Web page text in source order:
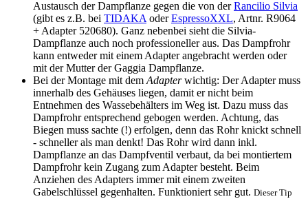
Austausch der Dampflanze gegen die von derRancilio Silvia
(gibt es z.B. bei TIDAKAoderEspressoXXL, Artnr. R9064
+ Adapter 520680). Ganz nebenbei sieht die Silvia-
Dampflanze auch noch professioneller aus. Das Dampfrohr
kann entweder mit einem Adapter angebracht werden oder
mit der Mutter der Gaggia Dampflanze.
Bei der Montage mit demAdapterwichtig: Der Adapter muss
innerhalb des Gehäuses liegen, damit er nicht beim
Entnehmen des Wassebehälters im Weg ist. Dazu muss das
Dampfrohr entsprechend gebogen werden. Achtung, das
Biegen muss sachte (!) erfolgen, denn das Rohr knickt schnell
- schneller als man denkt! Das Rohr wird dann inkl.
Dampflanze an das Dampfventil verbaut, da bei montiertem
Dampfrohr kein Zugang zum Adapter besteht. Beim
Anziehen des Adapters immer mit einem zweiten
Gabelschlüssel gegenhalten. Funktioniert sehr gut. Dieser Tip